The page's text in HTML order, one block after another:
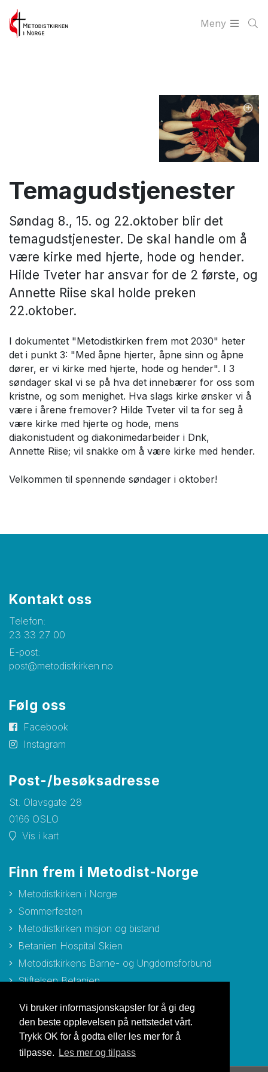
Vi bruker informasjonskapsler for å gi deg
den beste opplevelsen på nettstedet vårt.
Trykk OK for å godta eller les mer for å
tilpasse.
Les mer og tilpass
Meny
Temagudstjenester
Søndag 8., 15. og 22.oktober blir det
temagudstjenester. De skal handle om å
være kirke med hjerte, hode og hender.
Hilde Tveter har ansvar for de 2 første, og
Annette Riise skal holde preken
22.oktober.
I dokumentet "Metodistkirken frem mot 2030" heter
det i punkt 3: "Med åpne hjerter, åpne sinn og åpne
dører, er vi kirke med hjerte, hode og hender". I 3
søndager skal vi se på hva det innebærer for oss som
kristne, og som menighet. Hva slags kirke ønsker vi å
være i årene fremover? Hilde Tveter vil ta for seg å
være kirke med hjerte og hode, mens
diakonistudent og diakonimedarbeider i Dnk,
Annette Riise; vil snakke om å være kirke med hender.
Velkommen til spennende søndager i oktober!
Kontakt oss
Telefon:
23 33 27 00
E-post:
post@metodistkirken.no
Følg oss
Facebook
Instagram
Post-/besøksadresse
St. Olavsgate 28
0166 OSLO
Vis i kart
Finn frem i Metodist-Norge
Metodistkirken i Norge
Sommerfesten
Metodistkirken misjon og bistand
Betanien Hospital Skien
Metodistkirkens Barne- og Ungdomsforbund
Stiftelsen Betanien